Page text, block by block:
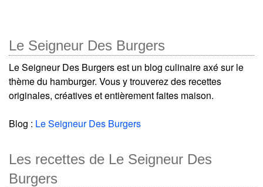
Le Seigneur Des Burgers
Le Seigneur Des Burgers est un blog culinaire axé sur le
thème du hamburger. Vous y trouverez des recettes
originales, créatives et entièrement faites maison.
Blog : Le Seigneur Des Burgers
Les recettes de Le Seigneur Des
Burgers